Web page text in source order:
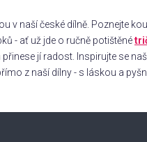
v naší české dílně. Poznejte
- ať už jde o ručně potištěné
jí radost. Inspirujte se
z naší dílny - s láskou a